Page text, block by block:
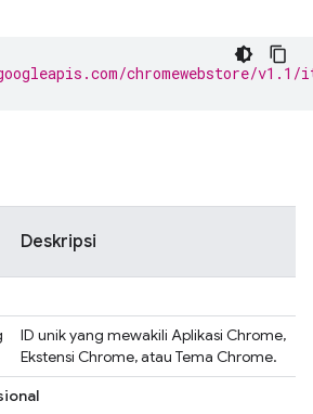
chromewebstore/
Deskripsi
ID unik yang mewakili Aplikasi Chrome,
Ekstensi Chrome, atau Tema Chrome.